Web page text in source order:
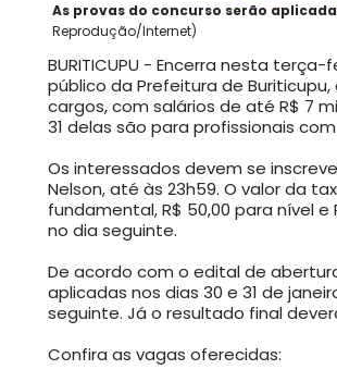
As provas do concurso serão
Reprodução/Internet)
BURITICUPU - Encerra nesta
público da Prefeitura de
cargos, com salários de até R$ 7
31 delas são para profissionais
Os interessados devem se
Nelson, até às 23h59. O valor da
fundamental, R$ 50,00 para nível
no dia seguinte.
De acordo com o edital de
aplicadas nos dias 30 e 31 de
seguinte. Já o resultado final
Confira as vagas oferecidas: